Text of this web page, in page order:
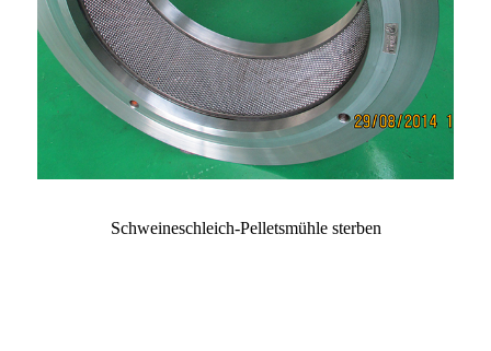
Schweineschleich-Pelletsmühle sterben